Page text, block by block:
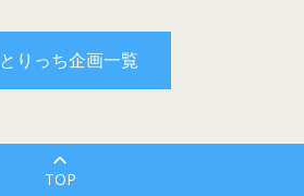
とりっち企画一覧
TOP